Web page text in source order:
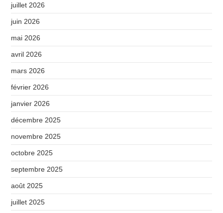
juillet 2026
juin 2026
mai 2026
avril 2026
mars 2026
février 2026
janvier 2026
décembre 2025
novembre 2025
octobre 2025
septembre 2025
août 2025
juillet 2025